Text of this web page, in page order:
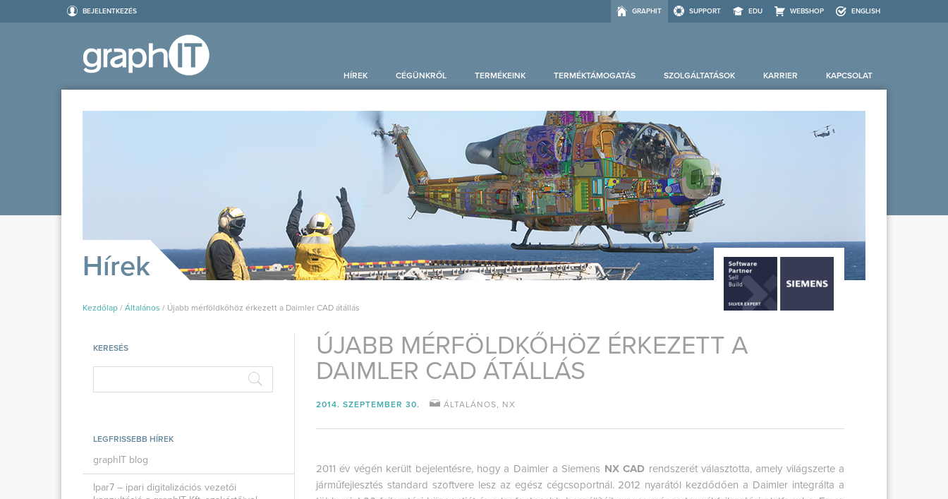
BEJELENTKEZÉS GRAPHIT SUPPORT EDU WEBSHOP ENGLISH
HÍREK CÉGÜNKRŐL TERMÉKEINK TERMÉKTÁMOGATÁS SZOLGÁLTATÁSOK KARRIER KAPCSOLAT
Hírek
Kezdőlap / Általános / Újabb mérföldkőhöz érkezett a Daimler CAD átállás
KERESÉS
LEGFRISSEBB HÍREK
graphIT blog
Ipar7 – ipari digitalizációs vezetői
ÚJABB MÉRFÖLDKŐHÖZ ÉRKEZETT A
DAIMLER CAD ÁTÁLLÁS
2014. SZEPTEMBER 30. ÁLTALÁNOS, NX
2011 év végén került bejelentésre, hogy a Daimler a Siemens NX CAD rendszerét választotta, amely világszerte a
járműfejlesztés standard szoftvere lesz az egész cégcsoportnál. 2012 nyarától kezdődően a Daimler integrálta a